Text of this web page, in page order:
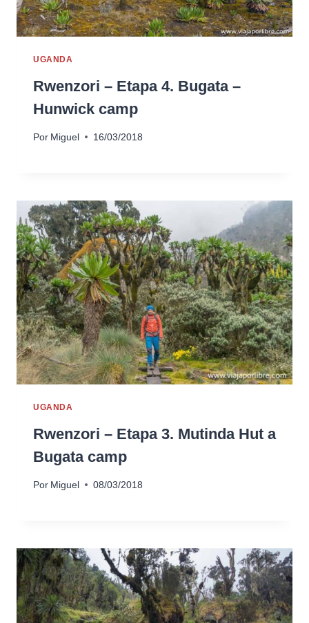
UGANDA
Rwenzori – Etapa 4. Bugata –
Hunwick camp
Por Miguel 16/03/2018
UGANDA
Rwenzori – Etapa 3. Mutinda Hut a
Bugata camp
Por Miguel 08/03/2018